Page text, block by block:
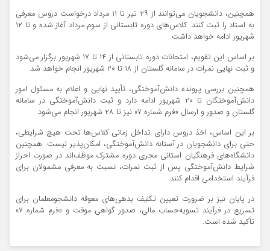
همچنین، دانشجویان می‌توانند از ۲۹ تیر تا ۱۱ مرداد درخواست دروس معرفی
به استاد را ثبت کنند. کلاس‌های دوره تابستانی از سوم مرداد آغاز شده و تا ۱۲
شهریور ادامه خواهد داشت.
بر اساس این تقویم، امتحانات دوره تابستانی از ۱۴ تا ۱۷ شهریور برگزار می‌شود
و ثبت نهایی نمرات در سامانه گلستان از ۱۸ تا ۲۰ شهریور انجام خواهد شد.
همچنین بررسی پرونده دانش‌آموختگی، تأیید نهایی و اعلام به مسئول امور
دانش‌آموختگان تا ۲۰ شهریور ادامه دارد و ثبت دانش‌آموختگی در سامانه
گلستان و صدور و ارسال «فرم شماره ۷» نیز تا ۲۸ شهریور انجام می‌شود.
بر این اساس، اخذ دروس دارای تداخل زمانی کلاس‌ها تحت هیچ شرایطی،
حتی برای دانشجویان در آستانه دانش‌آموختگی، امکان‌پذیر نیست. همچنین
دانشگاه‌های فرهنگیان استانی مجری دوره مشترک موظف‌اند در صورت احراز
شرایط دانش‌آموختگی پس از ثبت نمرات، نسبت به معرفی مشمولان برای
فرآیند استخدامی اقدام کنند.
در پایان نیز بر ضرورت تعیین تکلیف بدهی‌های معوقه دانشجومعلمان برای
تسریع در فرآیند تسویه‌حساب مالی، صدور گواهی موقت و «فرم شماره ۷»
تأکید شده است.